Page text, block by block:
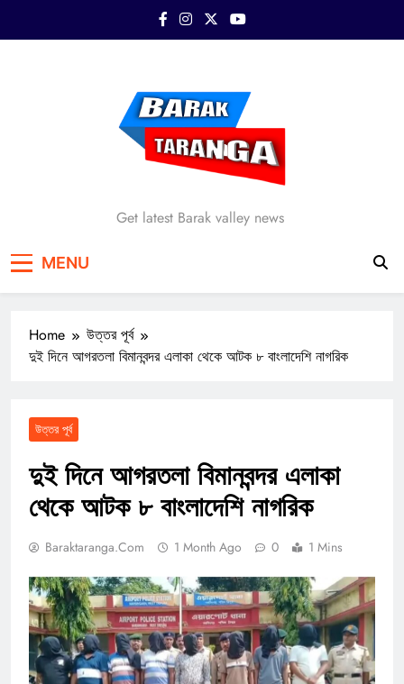
Barak Taranga
Get latest Barak valley news
MENU
Home
উত্তর পূর্ব
দুই দিনে আগরতলা বিমানবন্দর এলাকা থেকে আটক ৮ বাংলাদেশি নাগরিক
উত্তর পূর্ব
দুই দিনে আগরতলা বিমানবন্দর এলাকা
থেকে আটক ৮ বাংলাদেশি নাগরিক
Baraktaranga.com 1 Month Ago 0 1 Mins